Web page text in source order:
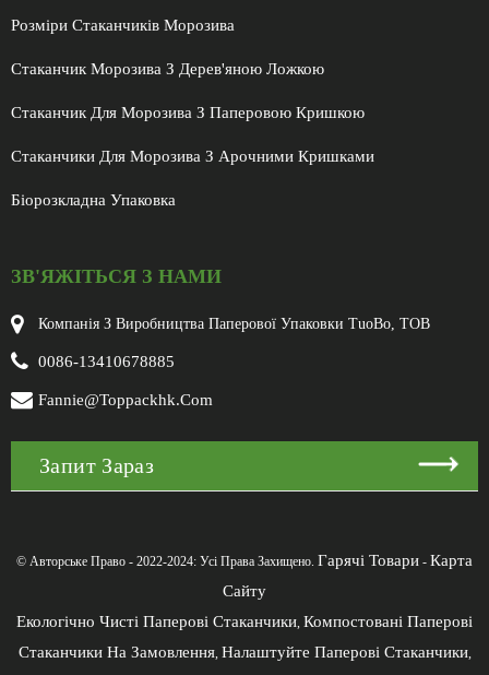
Розміри Стаканчиків Морозива
Стаканчик Морозива З Дерев'яною Ложкою
Стаканчик Для Морозива З Паперовою Кришкою
Стаканчики Для Морозива З Арочними Кришками
Біорозкладна Упаковка
ЗВ'ЯЖІТЬСЯ З НАМИ
Компанія З Виробництва Паперової Упаковки TuoBo, ТОВ
0086-13410678885
Fannie@toppackhk.com
Запит Зараз
© Авторське Право - 2022-2024: Усі Права Захищено. Гарячі Товари - Карта
Сайту
Екологічно Чисті Паперові Стаканчики, Компостовані Паперові
Стаканчики На Замовлення, Налаштуйте Паперові Стаканчики,